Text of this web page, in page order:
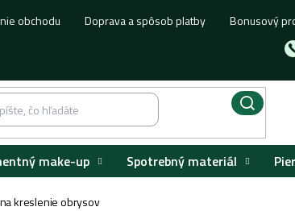
obchodu Doprava a spôsob platby Bonusový
make-up Spotrebný materiál
kreslenie obrysov